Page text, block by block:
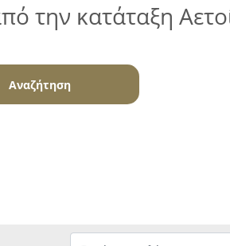
την κατάταξη
Αναζήτηση